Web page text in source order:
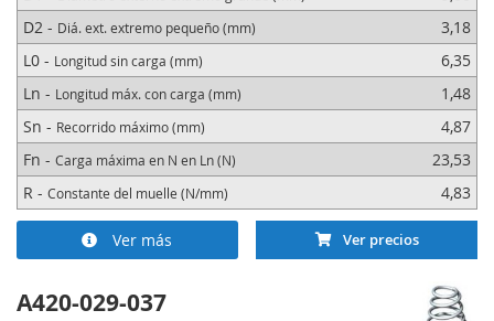
D2 - Diá. ext. extremo pequeño (mm)
3,18
L0 - Longitud sin carga (mm)
6,35
Ln - Longitud máx. con carga (mm)
1,48
Sn - Recorrido máximo (mm)
4,87
Fn - Carga máxima en N en Ln (N)
23,53
R - Constante del muelle (N/mm) 4,83
Ver más Ver precios
A420-029-037